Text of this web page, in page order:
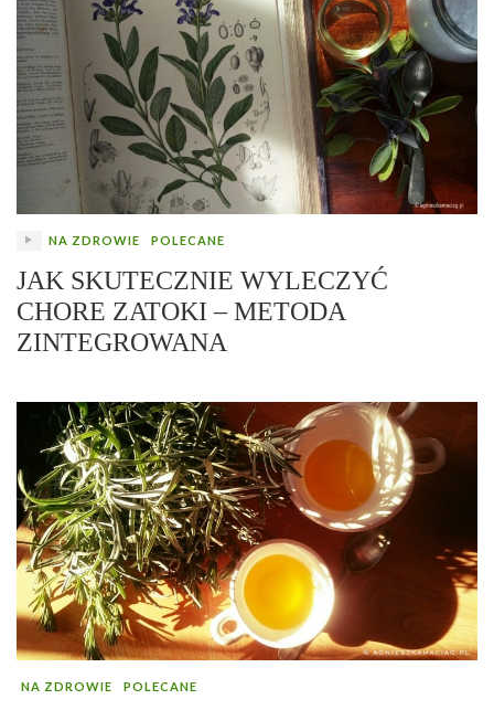
NA ZDROWIE POLECANE
JAK SKUTECZNIE WYLECZYĆ
CHORE ZATOKI – METODA
ZINTEGROWANA
NA ZDROWIE POLECANE